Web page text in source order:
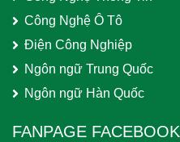
Công Nghệ Ô Tô
Điện Công Nghiệp
Ngôn ngữ Trung Quốc
Ngôn ngữ Hàn Quốc
FANPAGE FACEBOOK